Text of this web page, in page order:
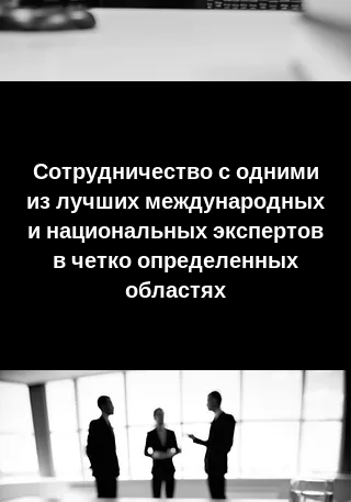
Сотрудничество с одними
из лучших международных
и национальных экспертов
в четко определенных
областях